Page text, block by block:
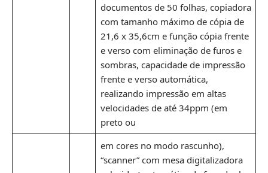
documentos de 50 folhas, copiadora
com tamanho máximo de cópia de
21,6 x 35,6cm e função cópia frente
e verso com eliminação de furos e
sombras, capacidade de impressão
frente e verso automática,
realizando impressão em altas
velocidades de até 34ppm (em
preto ou
em cores no modo rascunho),
“scanner” com mesa digitalizadora